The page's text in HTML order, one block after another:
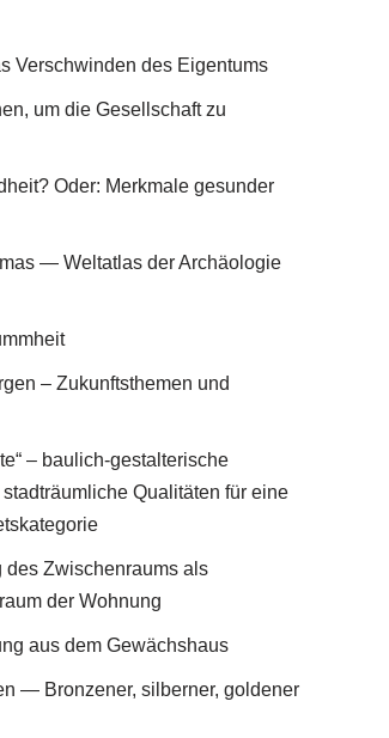
Verschwinden des Eigentums
um die Gesellschaft zu
Oder: Merkmale gesunder
— Weltatlas der Archäologie
– Zukunftsthemen und
– baulich-gestalterische
Qualitäten für eine
des Zwischenraums als
der Wohnung
aus dem Gewächshaus
— Bronzener, silberner, goldener